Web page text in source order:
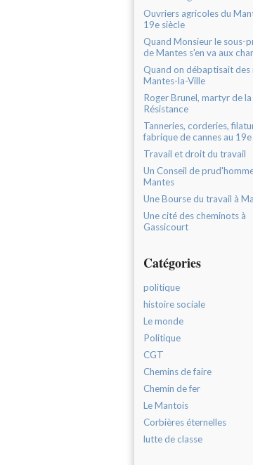
Ouvriers agricoles du
19e siècle
Quand Monsieur le sous-
de Mantes s'en va aux
Quand on débaptisait des
Mantes-la-Ville
Roger Brunel, martyr de la
Résistance
Tanneries, corderies,
fabrique de cannes au
Travail et droit du travail
Un Conseil de
Mantes
Une Bourse du travail à
Une cité des cheminots à
Gassicourt
Catégories
politique
histoire sociale
Le monde
Politique
CGT
Chemins de faire
Chemin de fer
Le Mantois
Corbières éternelles
lutte de classe